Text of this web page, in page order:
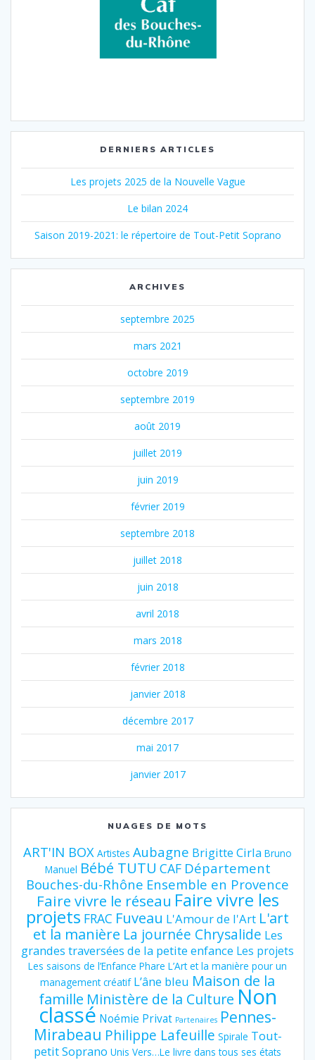
DERNIERS ARTICLES
Les projets 2025 de la Nouvelle Vague
Le bilan 2024
Saison 2019-2021: le répertoire de Tout-Petit Soprano
ARCHIVES
septembre 2025
mars 2021
octobre 2019
septembre 2019
août 2019
juillet 2019
juin 2019
février 2019
septembre 2018
juillet 2018
juin 2018
avril 2018
mars 2018
février 2018
janvier 2018
décembre 2017
mai 2017
janvier 2017
NUAGES DE MOTS
ART'IN BOX Artistes Aubagne Brigitte Cirla Bruno
Manuel Bébé TUTU CAF Département
Bouches-du-Rhône Ensemble en Provence
Faire vivre le réseau Faire vivre les
projets FRAC Fuveau L'Amour de l'Art L'art
et la manière La journée Chrysalide Les
grandes traversées de la petite enfance Les projets
Les saisons de l’Enfance Phare L’Art et la manière pour un
management créatif L’âne bleu Maison de la
famille Ministère de la Culture Non
classé Noémie Privat Partenaires Pennes-
Mirabeau Philippe Lafeuille Spirale Tout-
petit Soprano Unis Vers…Le livre dans tous ses états